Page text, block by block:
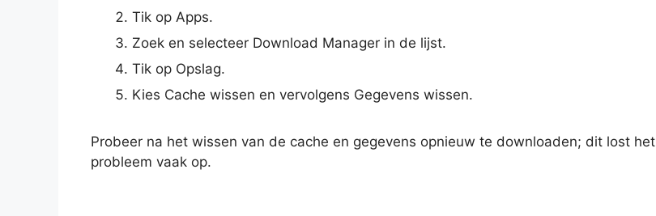
Tik op Apps.
Zoek en selecteer Download Manager in de lijst.
Tik op Opslag.
Kies Cache wissen en vervolgens Gegevens wissen.
Probeer na het wissen van de cache en gegevens opnieuw te downloaden; dit lost het
probleem vaak op.